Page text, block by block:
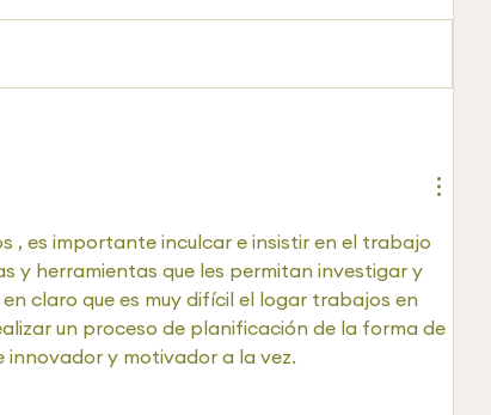
, es importante inculcar e insistir en el trabajo
y herramientas que les permitan investigar y
claro que es muy difícil el logar trabajos en
un proceso de planificación de la forma de
innovador y motivador a la vez.